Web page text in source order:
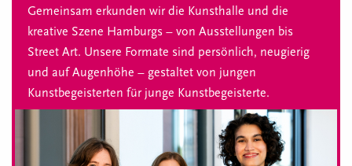
Gemeinsam erkunden wir die Kunsthalle und die
kreative Szene Hamburgs – von Ausstellungen bis
Street Art. Unsere Formate sind persönlich, neugierig
und auf Augenhöhe – gestaltet von jungen
Kunstbegeisterten für junge Kunstbegeisterte.